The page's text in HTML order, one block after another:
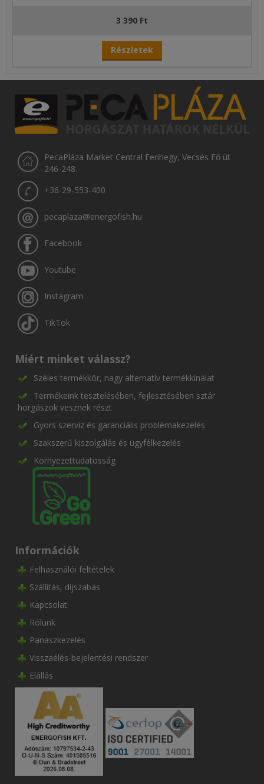
3 390 Ft
Részletek
PecaPláza Market Central Ferihegy, Vecsés Fő út
246-248.
+36-29-553-400
pecaplaza@energofish.hu
Facebook
Youtube
Instagram
TikTok
Miért minket válassz?
Széles termékkör, nagy alternatív termékkínálat
Termékeink tesztelésében, fejlesztésében sztár
horgászok vesznek részt
Gyors szerviz és garanciális problémakezelés
Szakszerű kiszolgálás és ügyfélkezelés
Környezettudatosság
Információk
Felhasználói feltételek
Szállítás, díjszabás
Kapcsolat
Rólunk
Panaszkezelés
Visszaélés-bejelentési rendszer
Elállás